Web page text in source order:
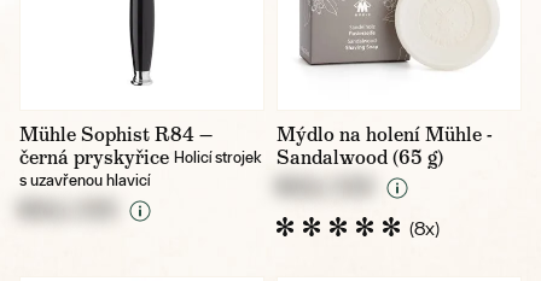
Mühle Sophist R84 —
černá pryskyřice Holicí strojek
s uzavřenou hlavicí
Mýdlo na holení Mühle -
Sandalwood (65 g)
(8x)